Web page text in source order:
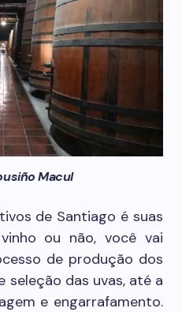
Macul
de Santiago é suas
ou não, você vai
de produção dos
seleção das uvas, até a
e engarrafamento.